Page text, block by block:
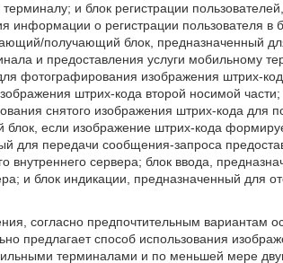
и блок регистрации
информации о регистрации пользователя в
получающий блок, предназначенный
и предоставления услуги мобильному
фотографирования изображения штрих-
штрих-кода второй носимой
снятого изображения штрих-кода для
если изображение штрих-кода
для передачи сообщения-запроса
внутреннего сервера; блок ввода,
и блок индикации, предназначенный для
согласно предпочтительным вариантам
предлагает способ использования
терминалами и по меньшей мере